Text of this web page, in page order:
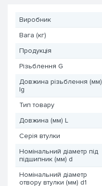
Виробник
Вага (кг)
Продукція
Різьблення G
Довжина різьблення (мм)
lg
Тип товару
Довжина (мм) L
Серія втулки
Номінальний діаметр під
підшипник (мм) d
Номінальний діаметр
отвору втулки (мм) d1